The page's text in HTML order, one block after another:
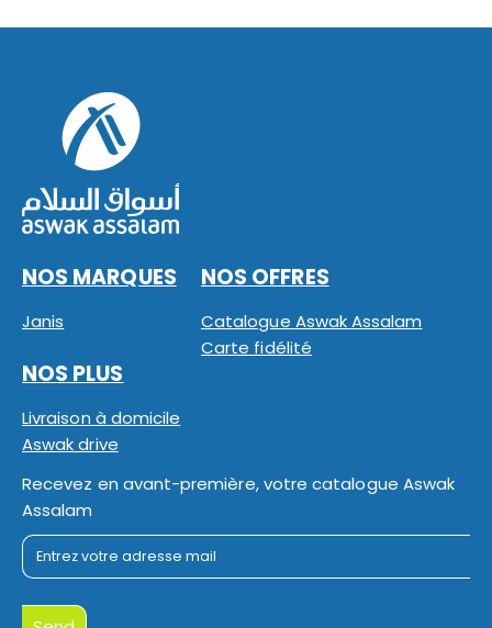
NOS MARQUES
Janis
NOS OFFRES
Catalogue Aswak Assalam
Carte fidélité
NOS PLUS
Livraison à domicile
Aswak drive
Recevez en avant-première, votre catalogue Aswak
Assalam